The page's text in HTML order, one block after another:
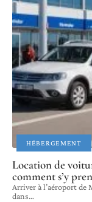
HÉBERGEMENT
Location de
comment s’y
Arriver à l’aéroport de
dans…